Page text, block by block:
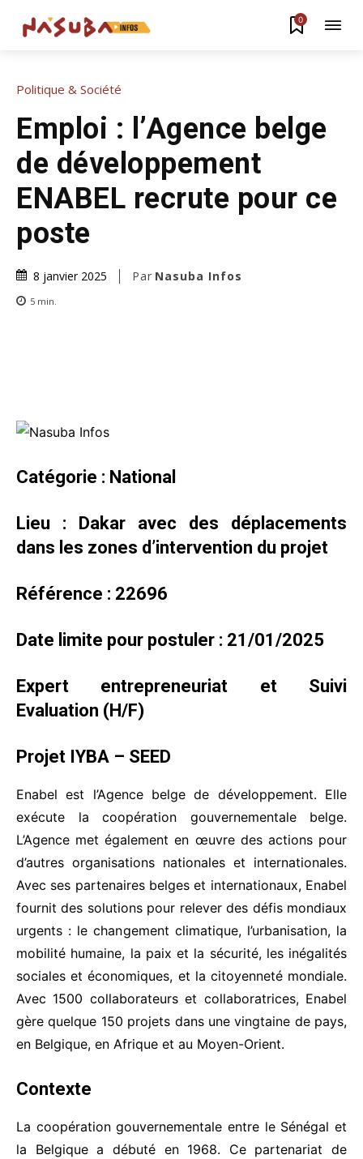
0
Politique & Société
Emploi : l’Agence belge
de développement
ENABEL recrute pour ce
poste
8 janvier 2025 Par Nasuba Infos
5 min.
Catégorie : National
Lieu : Dakar avec des déplacements
dans les zones d’intervention du projet
Référence : 22696
Date limite pour postuler : 21/01/2025
Expert entrepreneuriat et Suivi
Evaluation (H/F)
Projet IYBA – SEED
Enabel est l’Agence belge de développement. Elle
exécute la coopération gouvernementale belge.
L’Agence met également en œuvre des actions pour
d’autres organisations nationales et internationales.
Avec ses partenaires belges et internationaux, Enabel
fournit des solutions pour relever des défis mondiaux
urgents : le changement climatique, l’urbanisation, la
mobilité humaine, la paix et la sécurité, les inégalités
sociales et économiques, et la citoyenneté mondiale.
Avec 1500 collaborateurs et collaboratrices, Enabel
gère quelque 150 projets dans une vingtaine de pays,
en Belgique, en Afrique et au Moyen-Orient.
Contexte
La coopération gouvernementale entre le Sénégal et
la Belgique a débuté en 1968. Ce partenariat de